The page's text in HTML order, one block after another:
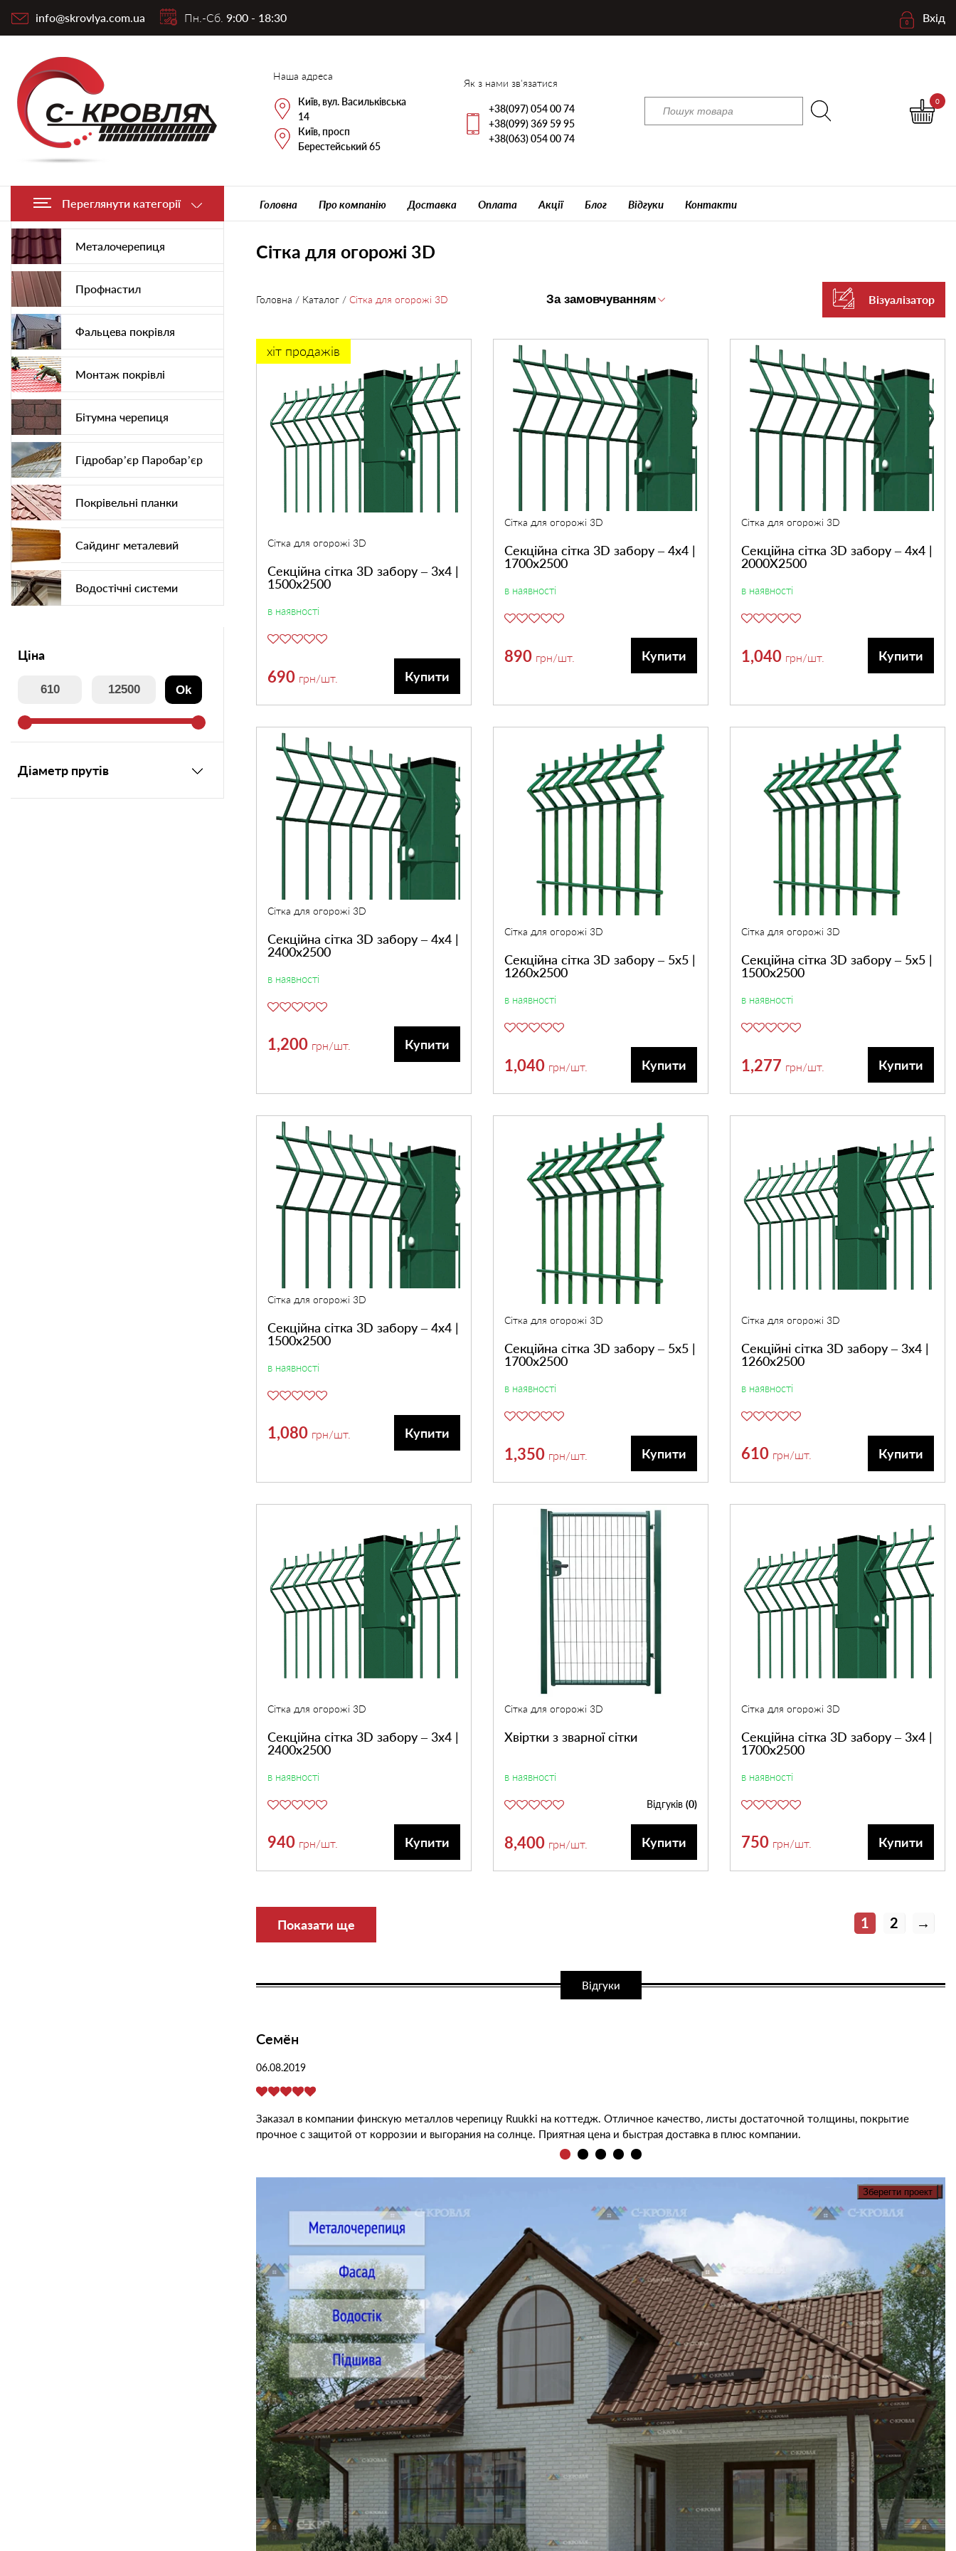
info@skrovlya.com.ua Пн.-Сб. 9:00 - 18:30 Вхід
Наша адреса
Київ, вул. Васильківська
14
Київ, просп
Берестейський 65
Як з нами зв'язатися
+38(097) 054 00 74
+38(099) 369 59 95
+38(063) 054 00 74
0
Переглянути категорії Головна Про компанію Доставка Оплата Акції Блог Відгуки Контакти
Металочерепиця
Профнастил
Фальцева покрівля
Монтаж покрівлі
Бітумна черепиця
Гідробар’єр Паробар’єр
Покрівельні планки
Сайдинг металевий
Водостічні системи
Мансардні вікна
Композитна черепиця
Ціна
Ok
Діаметр прутів
Сітка для огорожі 3D
Головна / Каталог / Сітка для огорожі 3D Візуалізатор
хіт продажів
Сітка для огорожі 3D
Секційна сітка 3D забору – 3х4 |
1500х2500
в наявності
690 грн/шт. Купити
Сітка для огорожі 3D
Секційна сітка 3D забору – 4х4 |
1700х2500
в наявності
890 грн/шт. Купити
Сітка для огорожі 3D
Секційна сітка 3D забору – 4х4 |
2000Х2500
в наявності
1,040 грн/шт. Купити
Сітка для огорожі 3D
Секційна сітка 3D забору – 4х4 |
2400х2500
в наявності
1,200 грн/шт. Купити
Сітка для огорожі 3D
Секційна сітка 3D забору – 5х5 |
1260х2500
в наявності
1,040 грн/шт. Купити
Сітка для огорожі 3D
Секційна сітка 3D забору – 5х5 |
1500х2500
в наявності
1,277 грн/шт. Купити
Сітка для огорожі 3D
Секційна сітка 3D забору – 4х4 |
1500х2500
в наявності
1,080 грн/шт. Купити
Сітка для огорожі 3D
Секційна сітка 3D забору – 5х5 |
1700х2500
в наявності
1,350 грн/шт. Купити
Сітка для огорожі 3D
Секційні сітка 3D забору – 3х4 |
1260х2500
в наявності
610 грн/шт. Купити
Сітка для огорожі 3D
Секційна сітка 3D забору – 3х4 |
2400х2500
в наявності
940 грн/шт. Купити
Сітка для огорожі 3D
Хвіртки з зварної сітки
в наявності
Відгуків (0)
8,400 грн/шт. Купити
Сітка для огорожі 3D
Секційна сітка 3D забору – 3х4 |
1700х2500
в наявності
750 грн/шт. Купити
Показати ще 1 2 →
Відгуки
Семён
06.08.2019
Заказал в компании финскую металлов черепицу Ruukki на коттедж. Отличное качество, листы достаточной толщины, покрытие
прочное с защитой от коррозии и выгорания на солнце. Приятная цена и быстрая доставка в плюс компании.
Зберегти проект